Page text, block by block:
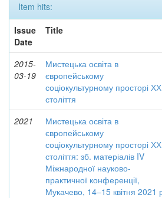
Item hits:
Issue
Date
Title
2015-
03-19
Мистецька освіта в
європейському
соціокультурному просторі
століття
2021
Мистецька освіта в
європейському
соціокультурному просторі
століття: зб. матеріалів IV
Міжнародної науково-
практичної конференції,
Мукачево, 14–15 квітня 2021